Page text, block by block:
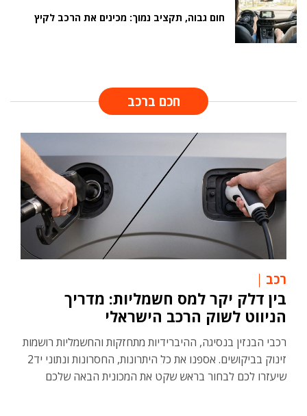
חום גבוה, תקציב נמוך: מכינים את הרכב לקיץ
חכם ברכב
רכב
בין דלק יקר למס חשמליות: מדריך
הניווט לשוק הרכב הישראלי
רכבי הבנזין בנסיגה, ההיברידיות מתחזקות והחשמליות רושמות
זינוק בביקושים. אספנו את כל היתרונות, החסרונות ונתוני יד2
שיעזרו לכם לבחור בראש שקט את המכונית הבאה שלכם